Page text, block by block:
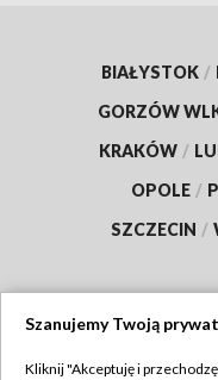
BIAŁYSTOK /
GORZÓW
KRAKÓW /
OPOLE /
SZCZECIN /
Szanujemy Twoją
Kliknij "Akceptuję i